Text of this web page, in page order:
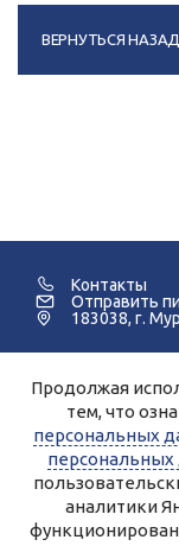
ВЕРНУТЬСЯ НАЗАД
Контакты
Отправить
183038, г.
©2005-2026
Для
пользователями
Продолжая
использование
Вы всегда можете
Продолжая
тем, что
персональных
аналитики